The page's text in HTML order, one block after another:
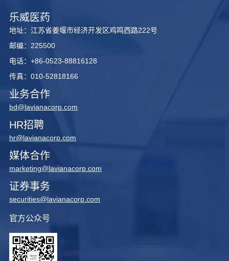
乐威医药
地址：江苏省姜堰市经济开发区鸡鸣西路222号
邮编：225500
电话：+86-0523-88816128
传真：010-52818166
业务合作
bd@lavianacorp.com
HR招聘
hr@lavianacorp.com
媒体合作
marketing@lavianacorp.com
证券事务
securities@lavianacorp.com
官方公众号